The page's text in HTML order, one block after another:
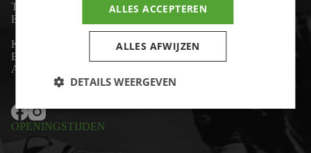
Telefoon:
+31 (0)76 - 54 11 888
Email:
K.v.K: 80530338
B.T.W-nummer: NL861703947B01
Algemene voorwaarden
OPENINGSTIJDEN
ALLES ACCEPTEREN
ALLES AFWIJZEN
DETAILS WEERGEVEN